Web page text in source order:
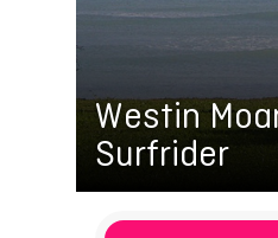
Westin
Surfrider